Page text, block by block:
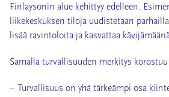
Finlaysonin alue kehittyy edelleen.
liikekeskuksen tiloja uudistetaan
lisää ravintoloita ja kasvattaa
Samalla turvallisuuden merkitys
– Turvallisuus on yhä tärkeämpi osa